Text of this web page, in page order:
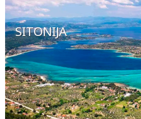
SITONIJA